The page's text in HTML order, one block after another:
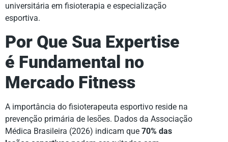
universitária em fisioterapia e especialização
esportiva.
Por Que Sua Expertise
é Fundamental no
Mercado Fitness
A importância do fisioterapeuta esportivo reside na
prevenção primária de lesões. Dados da Associação
Médica Brasileira (2026) indicam que 70% das